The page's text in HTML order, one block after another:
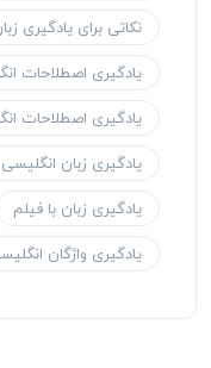
نکاتی برای یادگیری
یادگیری اصطلاحات
یادگیری اصطلاحات
یادگیری زبان انگلیسی
یادگیری زبان با فیلم
یادگیری واژگان